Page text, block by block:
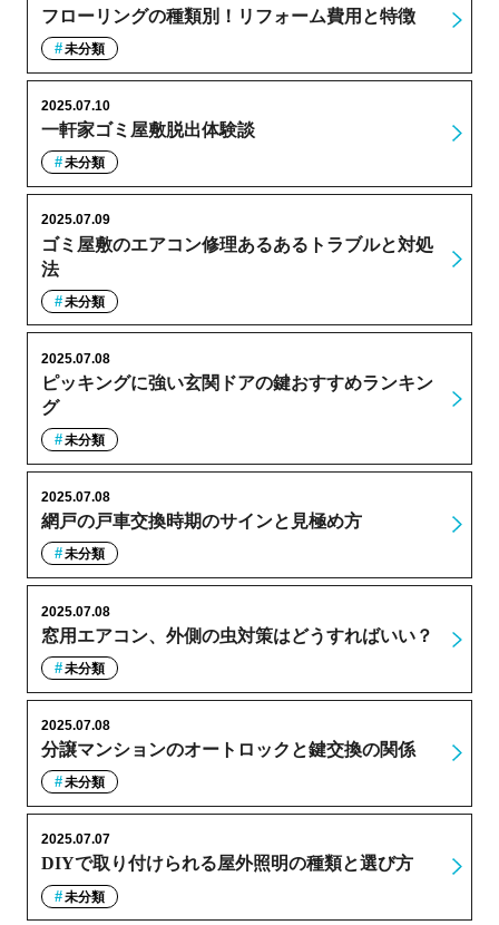
フローリングの種類別！リフォーム費用と特徴
未分類
一軒家ゴミ屋敷脱出体験談
2025.07.10
未分類
ゴミ屋敷のエアコン修理あるあるトラブルと対処
法
2025.07.09
未分類
ピッキングに強い玄関ドアの鍵おすすめランキン
グ
2025.07.08
未分類
網戸の戸車交換時期のサインと見極め方
2025.07.08
未分類
窓用エアコン、外側の虫対策はどうすればいい？
2025.07.08
未分類
分譲マンションのオートロックと鍵交換の関係
2025.07.08
未分類
DIYで取り付けられる屋外照明の種類と選び方
2025.07.07
未分類